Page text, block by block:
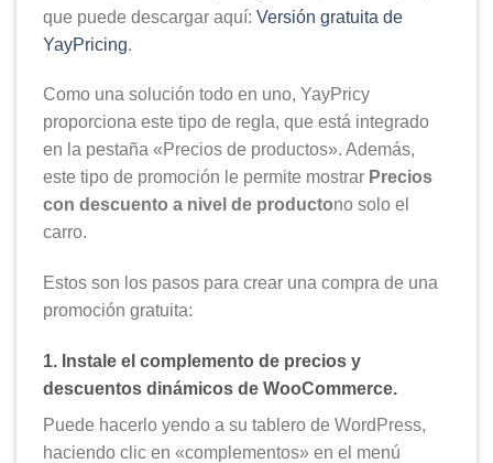
que puede descargar aquí: Versión gratuita de
YayPricing.
Como una solución todo en uno, YayPricy
proporciona este tipo de regla, que está integrado
en la pestaña «Precios de productos». Además,
este tipo de promoción le permite mostrar Precios
con descuento a nivel de productono solo el
carro.
Estos son los pasos para crear una compra de una
promoción gratuita:
1. Instale el complemento de precios y
descuentos dinámicos de WooCommerce.
Puede hacerlo yendo a su tablero de WordPress,
haciendo clic en «complementos» en el menú